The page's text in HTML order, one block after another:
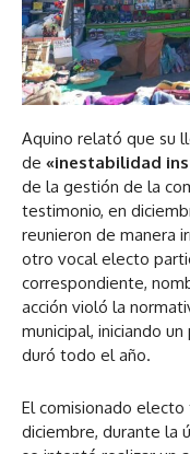
Aquino relató que su
de «inestabilidad
de la gestión de la
testimonio, en
reunieron de manera
otro vocal electo
correspondiente,
acción violó la
municipal, iniciando
duró todo el año.
El comisionado
diciembre, durante la